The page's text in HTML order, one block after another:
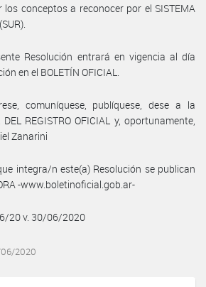
conceptos a reconocer por el SISTEMA
Resolución entrará en vigencia al día
en el BOLETÍN OFICIAL.
comuníquese, publíquese, dese a la
DEL REGISTRO OFICIAL y, oportunamente,
Zanarini
integra/n este(a) Resolución se publican
-www.boletinoficial.gob.ar-
20 v. 30/06/2020
2020